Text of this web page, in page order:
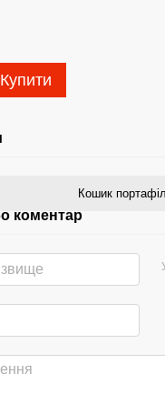
Купити
Кошик
коментар